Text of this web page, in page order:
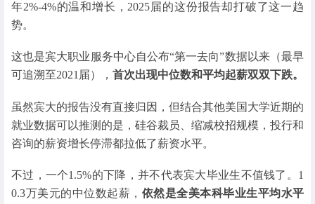
年2%-4%的温和增长，2025届的这份报告却打破了这一趋
势。
这也是宾大职业服务中心自公布“第一去向”数据以来（最早
可追溯至2021届）， 首次出现中位数和平均起薪双双下跌。
虽然宾大的报告没有直接归因，但结合其他美国大学近期的
就业数据可以推测的是，硅谷裁员、缩减校招规模，投行和
咨询的薪资增长停滞都拉低了薪资水平。
不过，一个1.5%的下降，并不代表宾大毕业生不值钱了。1
0.3万美元的中位数起薪， 依然是全美本科毕业生平均水平